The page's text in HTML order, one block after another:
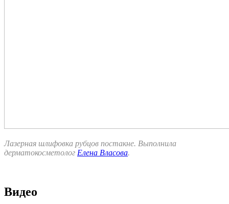
Лазерная шлифовка рубцов постакне. Выполнила
дерматокосметолог Елена Власова.
Видео